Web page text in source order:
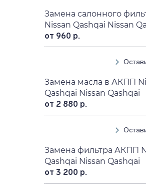
Замена салонного
Nissan Qashqai Nissan
от 960 р.
Замена масла в АКПП
Qashqai Nissan Qashqai
от 2 880 р.
Замена фильтра АКПП
Qashqai Nissan Qashqai
от 3 200 р.